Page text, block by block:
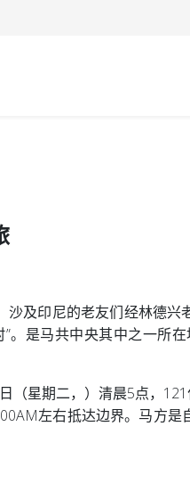
沙及印尼的老友们经林德
”。是马共中央其中之一所
（星期二，）清晨5点，
左右抵达边界。马方